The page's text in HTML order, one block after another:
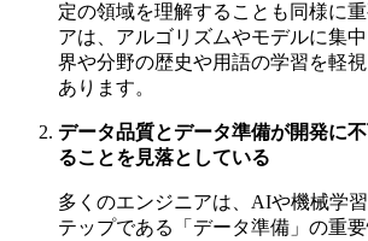
定の領域を理解することも同様に
アは、アルゴリズムやモデルに集
界や分野の歴史や用語の学習を軽
あります。
データ品質とデータ準備が開発に
ることを見落としている
多くのエンジニアは、AIや機械学
テップである「データ準備」の重